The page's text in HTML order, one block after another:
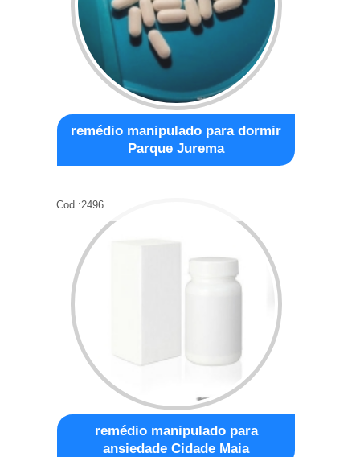
remédio manipulado para dormir
Parque Jurema
Cod.:2496
remédio manipulado para
ansiedade Cidade Maia